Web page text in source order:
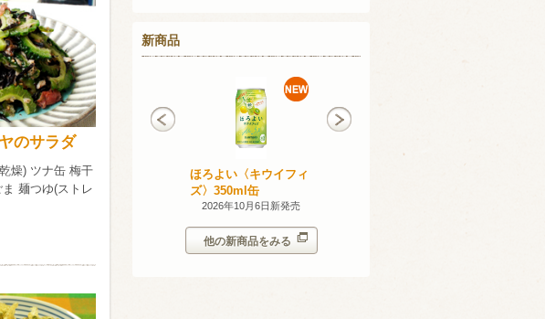
のサラダ
燥) ツナ缶 梅干
麺つゆ(ストレ
新商品
ほろよい〈キウイフィ
ズ〉350ml缶
2026年10月6日新発売
信州富士見町産 甲州
ブリュット 2023
他の新商品をみる